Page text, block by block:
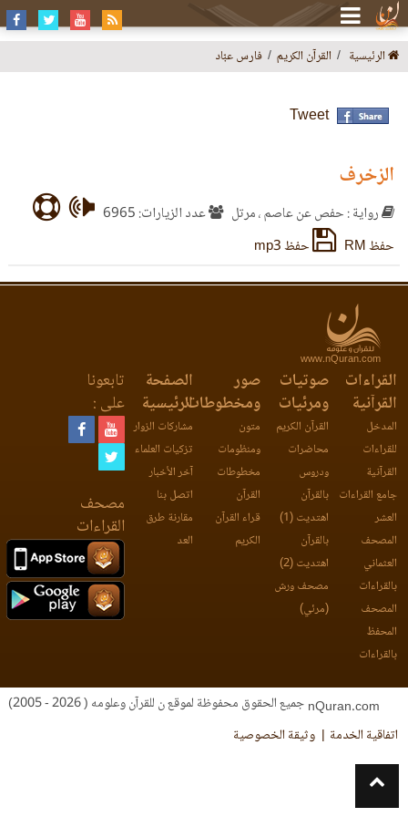
الرئيسية القرآن الكريم فارس عبّاد
Tweet
الزخرف
رواية : حفص عن عاصم ، مرتل
عدد الزيارات: 6965
حفظ RM
حفظ mp3
www.nQuran.com
القراءات
القرآنية
المدخل
للقراءات
القرآنية
جامع القراءات
العشر
المصحف
العثماني
بالقراءات
المصحف
المحفظ
بالقراءات
صوتيات
ومرئيات
القرآن الكريم
محاضرات
ودروس
بالقرآن
اهتديت (1)
بالقرآن
اهتديت (2)
مصحف ورش
(مرئي)
صور
ومخطوطات
متون
ومنظومات
مخطوطات
القرآن
قراء القرآن
الكريم
الصفحة
الرئيسية
مشاركات الزوار
تزكيات العلماء
آخر الأخبار
اتصل بنا
مقارنة طرق
العد
تابعونا
على :
مصحف
القراءات
جميع الحقوق محفوظة لموقع ن للقرآن وعلومه ( 2026 - 2005)
اتفاقية الخدمة
وثيقة الخصوصية